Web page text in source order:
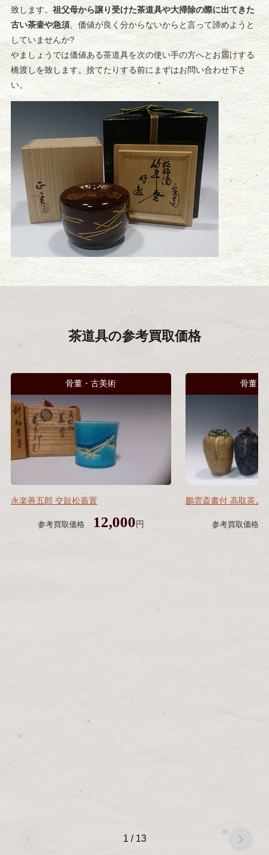
致します。祖父母から譲り受けた茶道具や大掃除の際に出てきた
古い茶壷や急須、価値が良く分からないからと言って諦めようと
していませんか?
やましょうでは価値ある茶道具を次の使い手の方へとお届けする
橋渡しを致します。捨てたりする前にまずはお問い合わせ下さ
い。
茶道具の参考買取価格
骨董・古美術
永楽善五郎 交趾松蓋置
参考買取価格 12,000円
骨董・
鵬雲斎書付 高取茶入
参考買取価格
1 / 13